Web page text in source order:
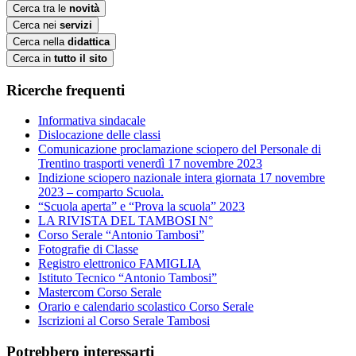
Cerca tra le novità
Cerca nei servizi
Cerca nella didattica
Cerca in tutto il sito
Ricerche frequenti
Informativa sindacale
Dislocazione delle classi
Comunicazione proclamazione sciopero del Personale di
Trentino trasporti venerdì 17 novembre 2023
Indizione sciopero nazionale intera giornata 17 novembre
2023 – comparto Scuola.
“Scuola aperta” e “Prova la scuola” 2023
LA RIVISTA DEL TAMBOSI N°
Corso Serale “Antonio Tambosi”
Fotografie di Classe
Registro elettronico FAMIGLIA
Istituto Tecnico “Antonio Tambosi”
Mastercom Corso Serale
Orario e calendario scolastico Corso Serale
Iscrizioni al Corso Serale Tambosi
Potrebbero interessarti